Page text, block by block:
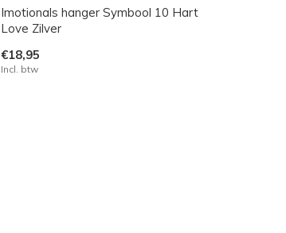
Imotionals hanger Symbool 10 Hart
Love Zilver
€18,95
Incl. btw